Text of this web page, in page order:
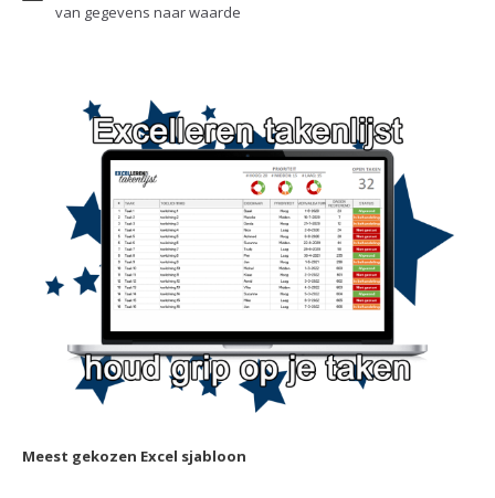
van gegevens naar waarde
Meest gekozen Excel sjabloon